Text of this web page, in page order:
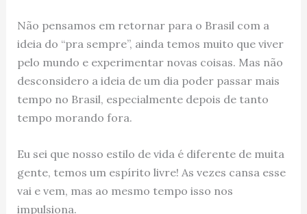
Não pensamos em retornar para o Brasil com a
ideia do “pra sempre”, ainda temos muito que viver
pelo mundo e experimentar novas coisas. Mas não
desconsidero a ideia de um dia poder passar mais
tempo no Brasil, especialmente depois de tanto
tempo morando fora.
Eu sei que nosso estilo de vida é diferente de muita
gente, temos um espírito livre! As vezes cansa esse
vai e vem, mas ao mesmo tempo isso nos
impulsiona.